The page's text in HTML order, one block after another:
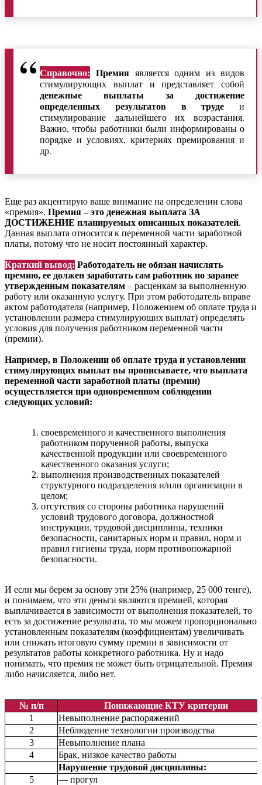
Справочно: Премияявляется одним из видов
стимулирующих выплат и представляет собой
денежные выплаты за достижение
определенных результатов в труде и
стимулирование дальнейшего их возрастания.
Важно, чтобы работники были информированы о
порядке и условиях, критериях премирования и
др.
Еще раз акцентирую ваше внимание на определении слова
«премия». Премия – это денежная выплата ЗА
ДОСТИЖЕНИЕ планируемых описанных показателей.
Данная выплата относится к переменной части заработной
платы, потому что не носит постоянный характер.
Краткий вывод: Работодатель не обязан начислять
премию, ее должен заработать сам работник по заранее
утвержденным показателям – расценкам за выполненную
работу или оказанную услугу. При этом работодатель вправе
актом работодателя (например, Положением об оплате труда и
установлении размера стимулирующих выплат) определять
условия для получения работником переменной части
(премии).
Например, в Положении об оплате труда и установлении
стимулирующих выплат вы прописываете, что выплата
переменной части заработной платы (премии)
осуществляется при одновременном соблюдении
следующих условий:
своевременного и качественного выполнения
работником порученной работы, выпуска
качественной продукции или своевременного
качественного оказания услуги;
выполнения производственных показателей
структурного подразделения и/или организации в
целом;
отсутствия со стороны работника нарушений
условий трудового договора, должностной
инструкции, трудовой дисциплины, техники
безопасности, санитарных норм и правил, норм и
правил гигиены труда, норм противопожарной
безопасности.
И если мы берем за основу эти 25% (например, 25 000 тенге),
и понимаем, что эти деньги являются премией, которая
выплачивается в зависимости от выполнения показателей, то
есть за достижение результата, то мы можем пропорционально
установленным показателям (коэффициентам) увеличивать
или снижать итоговую сумму премии в зависимости от
результатов работы конкретного работника. Ну и надо
понимать, что премия не может быть отрицательной. Премия
либо начисляется, либо нет.
№ п/п
Понижающие КТУ критерии
1
Невыполнение распоряжений
2
Неблюдение технологии производства
3
Невыполнение плана
4
Брак, низкое качество работы
Нарушение трудовой дисциплины:
5
— прогул